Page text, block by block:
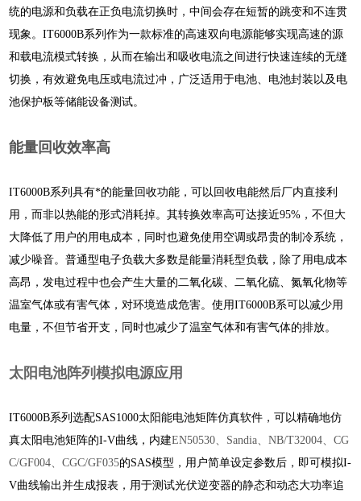
统的电源和负载在正负电流切换时，中间会存在短暂的跳变和不连贯
现象。IT6000B系列作为一款标准的高速双向电源能够实现高速的源
和载电流模式转换，从而在输出和吸收电流之间进行快速连续的无缝
切换，有效避免电压或电流过冲，广泛适用于电池、电池封装以及电
池保护板等储能设备测试。
能量回收效率高
IT6000B系列具有*的能量回收功能，可以回收电能然后厂内直接利
用，而非以热能的形式消耗掉。其转换效率高可达接近95%，不但大
大降低了用户的用电成本，同时也避免使用空调或昂贵的制冷系统，
减少噪音。普通型电子负载大多数是能量消耗型负载，除了用电成本
高昂，发电过程中也会产生大量的二氧化碳、二氧化硫、氮氧化物等
温室气体或有害气体，对环境造成危害。使用IT6000B系可以减少用
电量，不但节省开支，同时也减少了温室气体和有害气体的排放。
太阳电池阵列模拟电源应用
IT6000B系列选配SAS1000太阳能电池矩阵仿真软件，可以精确地仿
真太阳电池矩阵的I-V曲线，内建EN50530、Sandia、NB/T32004、CG
C/GF004、CGC/GF035的SAS模型，用户简单设定参数后，即可模拟I-
V曲线输出并生成报表，用于测试光伏逆变器的静态和动态大功率追